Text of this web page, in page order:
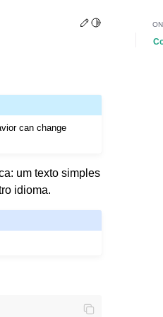
Edit this page
Toggle Light /
can change
um texto simples
idioma.